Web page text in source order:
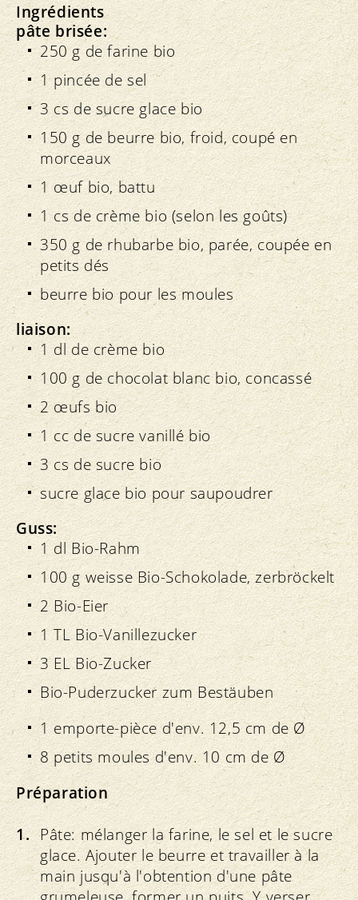
Ingrédients
pâte brisée:
250 g de farine bio
1 pincée de sel
3 cs de sucre glace bio
150 g de beurre bio, froid, coupé en
morceaux
1 œuf bio, battu
1 cs de crème bio (selon les goûts)
350 g de rhubarbe bio, parée, coupée en
petits dés
beurre bio pour les moules
liaison:
1 dl de crème bio
100 g de chocolat blanc bio, concassé
2 œufs bio
1 cc de sucre vanillé bio
3 cs de sucre bio
sucre glace bio pour saupoudrer
Guss:
1 dl Bio-Rahm
100 g weisse Bio-Schokolade, zerbröckelt
2 Bio-Eier
1 TL Bio-Vanillezucker
3 EL Bio-Zucker
Bio-Puderzucker zum Bestäuben
1 emporte-pièce d'env. 12,5 cm de Ø
8 petits moules d'env. 10 cm de Ø
Préparation
Pâte: mélanger la farine, le sel et le sucre
glace. Ajouter le beurre et travailler à la
main jusqu'à l'obtention d'une pâte